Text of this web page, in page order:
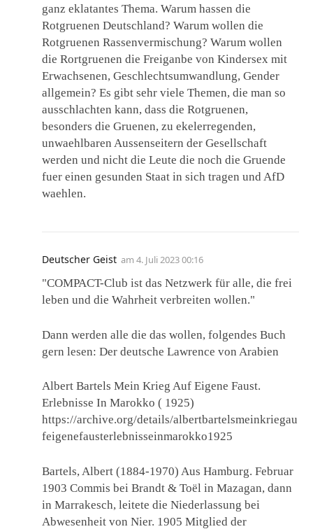
ganz eklatantes Thema. Warum hassen die
Rotgruenen Deutschland? Warum wollen die
Rotgruenen Rassenvermischung? Warum wollen
die Rortgruenen die Freiganbe von Kindersex mit
Erwachsenen, Geschlechtsumwandlung, Gender
allgemein? Es gibt sehr viele Themen, die man so
ausschlachten kann, dass die Rotgruenen,
besonders die Gruenen, zu ekelerregenden,
unwaehlbaren Aussenseitern der Gesellschaft
werden und nicht die Leute die noch die Gruende
fuer einen gesunden Staat in sich tragen und AfD
waehlen.
Deutscher Geist am 4. Juli 2023 00:16
"COMPACT-Club ist das Netzwerk für alle, die frei
leben und die Wahrheit verbreiten wollen."
Dann werden alle die das wollen, folgendes Buch
gern lesen: Der deutsche Lawrence von Arabien
Albert Bartels Mein Krieg Auf Eigene Faust.
Erlebnisse In Marokko ( 1925)
https://archive.org/details/albertbartelsmeinkriegau
feigenefausterlebnisseinmarokko1925
Bartels, Albert (1884-1970) Aus Hamburg. Februar
1903 Commis bei Brandt & Toël in Mazagan, dann
in Marrakesch, leitete die Niederlassung bei
Abwesenheit von Nier. 1905 Mitglied der